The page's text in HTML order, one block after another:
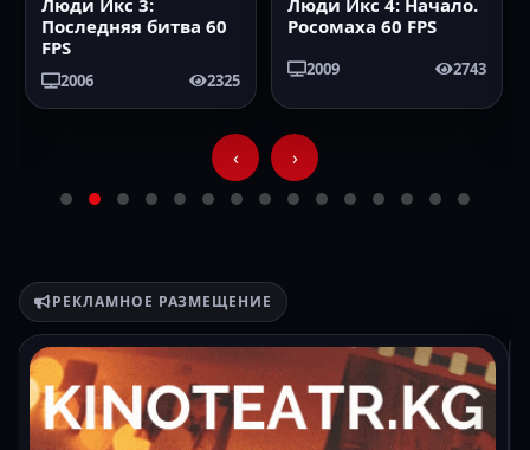
Люди Икс 3:
Последняя битва 60
FPS
2006 2325
Люди Икс 4: Начало.
Росомаха 60 FPS
2009 2743
‹ ›
РЕКЛАМНОЕ РАЗМЕЩЕНИЕ